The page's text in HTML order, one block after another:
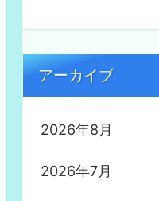
アーカイブ
2026年8月
2026年7月